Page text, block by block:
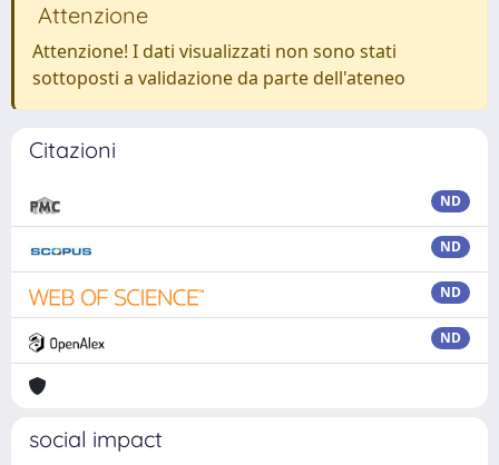
Attenzione
Attenzione! I dati visualizzati non sono stati
sottoposti a validazione da parte dell'ateneo
Citazioni
ND
ND
ND
ND
social impact